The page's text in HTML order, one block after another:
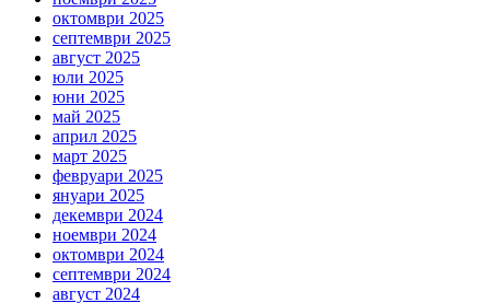
октомври 2025
септември 2025
август 2025
юли 2025
юни 2025
май 2025
април 2025
март 2025
февруари 2025
януари 2025
декември 2024
ноември 2024
октомври 2024
септември 2024
август 2024